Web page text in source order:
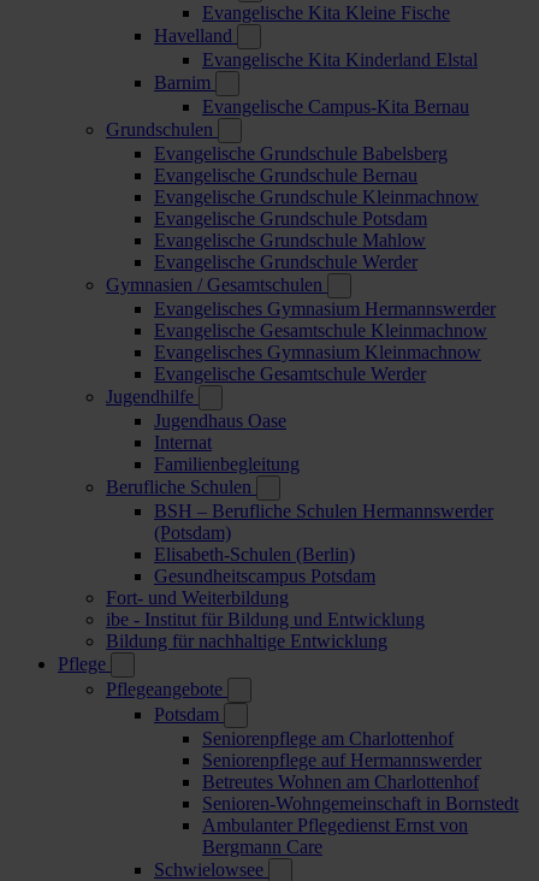
Evangelische Kita Kleine Fische
Havelland
Evangelische Kita Kinderland Elstal
Barnim
Evangelische Campus-Kita Bernau
Grundschulen
Evangelische Grundschule Babelsberg
Evangelische Grundschule Bernau
Evangelische Grundschule Kleinmachnow
Evangelische Grundschule Potsdam
Evangelische Grundschule Mahlow
Evangelische Grundschule Werder
Gymnasien / Gesamtschulen
Evangelisches Gymnasium Hermannswerder
Evangelische Gesamtschule Kleinmachnow
Evangelisches Gymnasium Kleinmachnow
Evangelische Gesamtschule Werder
Jugendhilfe
Jugendhaus Oase
Internat
Familienbegleitung
Berufliche Schulen
BSH – Berufliche Schulen Hermannswerder
(Potsdam)
Elisabeth-Schulen (Berlin)
Gesundheitscampus Potsdam
Fort- und Weiterbildung
ibe - Institut für Bildung und Entwicklung
Bildung für nachhaltige Entwicklung
Pflege
Pflegeangebote
Potsdam
Seniorenpflege am Charlottenhof
Seniorenpflege auf Hermannswerder
Betreutes Wohnen am Charlottenhof
Senioren-Wohngemeinschaft in Bornstedt
Ambulanter Pflegedienst Ernst von
Bergmann Care
Schwielowsee